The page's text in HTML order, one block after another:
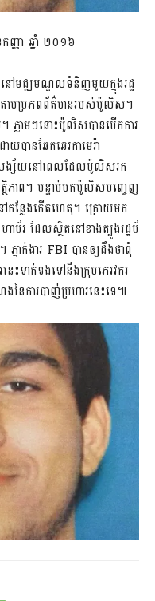
ញ្ញា ឆ្នាំ ២០១៦
ៅមជ្ឈមណ្ឌលទំនិញមួយក្នុងរដ្ឋ
តាមប្រភពព័ត៌មានរបស់ប៉ូលិស។
។ ភ្លាមៗនោះប៉ូលិសបានបើកការ
បានឆែកឆេរកាមេរ៉ា
ង្ស័យនៅពេលដែលប៉ូលិសរក
ថិភាព។ បន្ទាប់មកប៉ូលិសបញ្ចេញ
ន្លែងកើតហេតុ។ ក្រោយមក
រ ដែលស្ថិតនៅខាងត្បូងរដ្ឋប័
ាក់ងារ FBI បានឲ្យដឹងថាពុំ
េះទាក់ទងទៅនឹងក្រុមភេរវករ
ការបាញ់ប្រហារនេះទេ៕